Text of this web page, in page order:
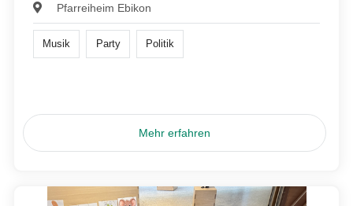
Pfarreiheim Ebikon
Musik Party Politik
Mehr erfahren